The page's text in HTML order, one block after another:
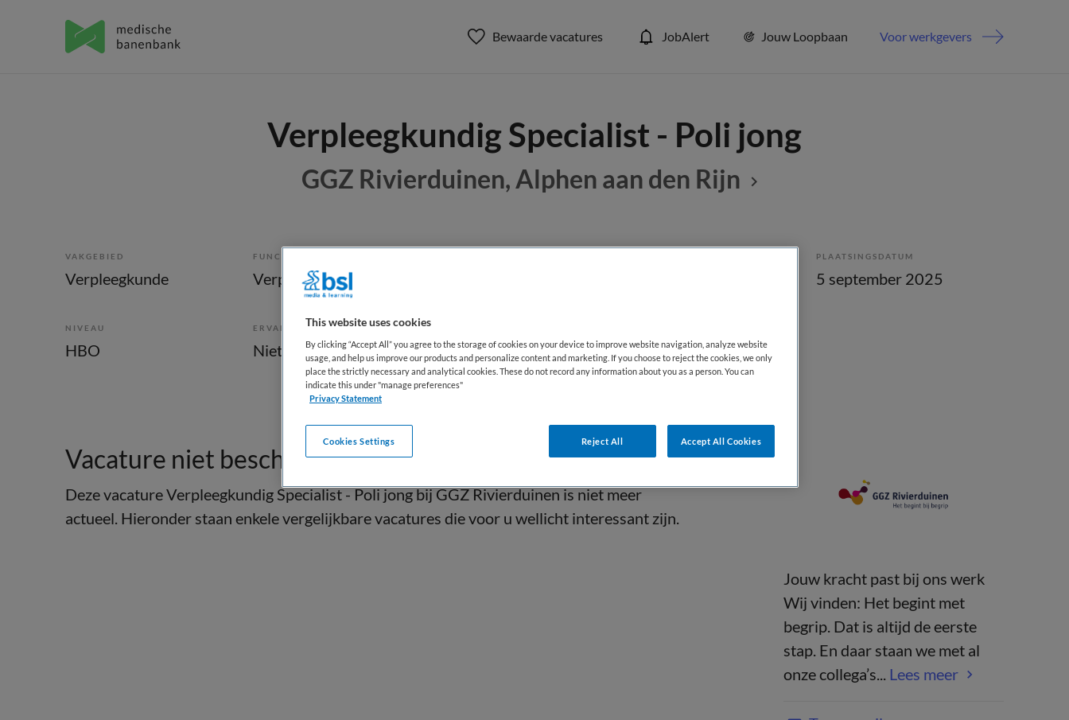
Bewaarde vacatures JobAlert Jouw Loopbaan Voor werkgevers
Verpleegkundig Specialist - Poli jong
GGZ Rivierduinen, Alphen aan den Rijn
VAKGEBIED
Verpleegkunde
FUNCTIE
Verpleegkundig specialist
PLAATSINGSDATUM
5 september 2025
NIVEAU
HBO
ERVARING
Niet nader bepaald Niet nader bepaald
Vacature niet beschikbaar
Deze vacature Verpleegkundig Specialist - Poli jong bij GGZ Rivierduinen is niet meer
actueel. Hieronder staan enkele vergelijkbare vacatures die voor u wellicht interessant zijn.
Jouw kracht past bij ons werk
Wij vinden: Het begint met
begrip. Dat is altijd de eerste
stap. En daar staan we met al
onze collega’s... Lees meer
This website uses cookies
By clicking “Accept All” you agree to the storage of cookies on your device to improve website navigation, analyze website
usage, and help us improve our products and personalize content and marketing. If you choose to reject the cookies, we only
place the strictly necessary and analytical cookies. These do not record any information about you as a person. You can
indicate this under "manage preferences"
Privacy Statement
Reject All Accept All Cookies
Cookies Settings